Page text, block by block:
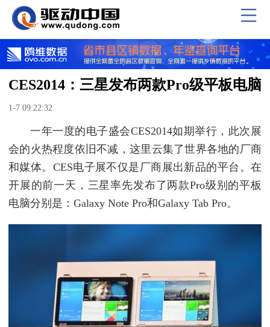
CES2014：三星发布两款Pro级平板电脑
1-7 09:22:32
一年一度的电子盛会CES2014如期举行，此次展
会的火热程度依旧不减，这里云集了世界各地的厂商
和媒体。CES电子展不仅是厂商展出新品的平台。在
开展的前一天，三星率先发布了两款Pro级别的平板
电脑分别是：Galaxy Note Pro和Galaxy Tab Pro。